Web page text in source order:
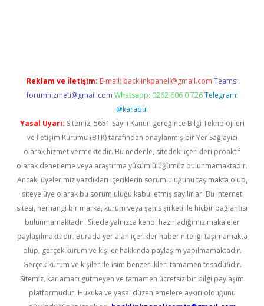
Reklam ve İletişim: E-mail: backlinkpaneli@gmail.com Teams:
forumhizmeti@gmail.com Whatsapp: 0262 606 0 726 Telegram:
@karabul
Yasal Uyarı: Sitemiz, 5651 Sayılı Kanun gereğince Bilgi Teknolojileri
ve İletişim Kurumu (BTK) tarafından onaylanmış bir Yer Sağlayıcı
olarak hizmet vermektedir. Bu nedenle, sitedeki içerikleri proaktif
olarak denetleme veya araştırma yükümlülüğümüz bulunmamaktadır.
Ancak, üyelerimiz yazdıkları içeriklerin sorumluluğunu taşımakta olup,
siteye üye olarak bu sorumluluğu kabul etmiş sayılırlar. Bu internet
sitesi, herhangi bir marka, kurum veya şahıs şirketi ile hiçbir bağlantısı
bulunmamaktadır. Sitede yalnızca kendi hazırladığımız makaleler
paylaşılmaktadır. Burada yer alan içerikler haber niteliği taşımamakta
olup, gerçek kurum ve kişiler hakkında paylaşım yapılmamaktadır.
Gerçek kurum ve kişiler ile isim benzerlikleri tamamen tesadüfidir.
Sitemiz, kar amacı gütmeyen ve tamamen ücretsiz bir bilgi paylaşım
platformudur. Hukuka ve yasal düzenlemelere aykırı olduğunu